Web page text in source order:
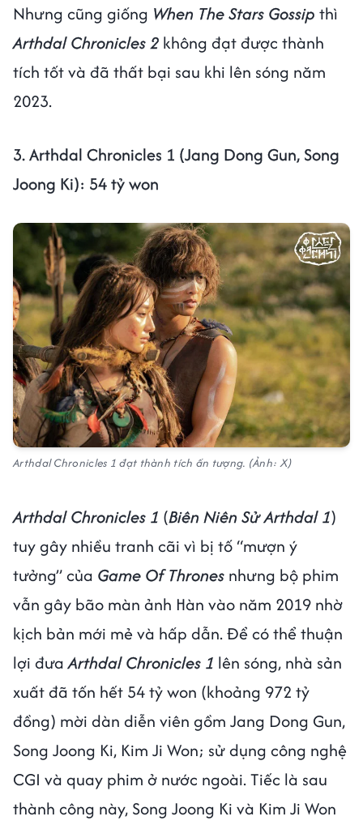
Nhưng cũng giống When The Stars Gossip thì
Arthdal Chronicles 2 không đạt được thành
tích tốt và đã thất bại sau khi lên sóng năm
2023.
3. Arthdal Chronicles 1 (Jang Dong Gun, Song
Joong Ki): 54 tỷ won
Arthdal Chronicles 1 đạt thành tích ấn tượng. (Ảnh: X)
Arthdal Chronicles 1 (Biên Niên Sử Arthdal 1)
tuy gây nhiều tranh cãi vì bị tố “mượn ý
tưởng” của Game Of Thrones nhưng bộ phim
vẫn gây bão màn ảnh Hàn vào năm 2019 nhờ
kịch bản mới mẻ và hấp dẫn. Để có thể thuận
lợi đưaArthdal Chronicles 1 lên sóng, nhà sản
xuất đã tốn hết 54 tỷ won (khoảng 972 tỷ
đồng) mời dàn diễn viên gồm Jang Dong Gun,
Song Joong Ki, Kim Ji Won; sử dụng công nghệ
CGI và quay phim ở nước ngoài. Tiếc là sau
thành công này, Song Joong Ki và Kim Ji Won